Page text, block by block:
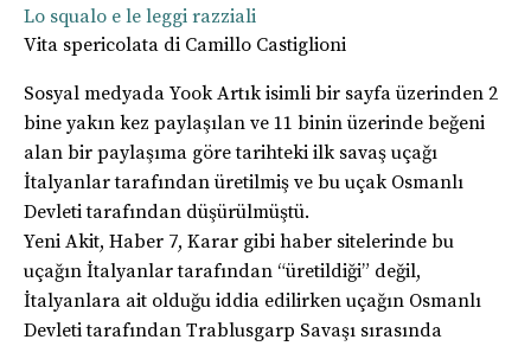
Lo squalo e le leggi razziali
Vita spericolata di Camillo Castiglioni
Sosyal medyada Yook Artık isimli bir sayfa üzerinden 2
bine yakın kez paylaşılan ve 11 binin üzerinde beğeni
alan bir paylaşıma göre tarihteki ilk savaş uçağı
İtalyanlar tarafından üretilmiş ve bu uçak Osmanlı
Devleti tarafından düşürülmüştü.
Yeni Akit, Haber 7, Karar gibi haber sitelerinde bu
uçağın İtalyanlar tarafından “üretildiği” değil,
İtalyanlara ait olduğu iddia edilirken uçağın Osmanlı
Devleti tarafından Trablusgarp Savaşı sırasında